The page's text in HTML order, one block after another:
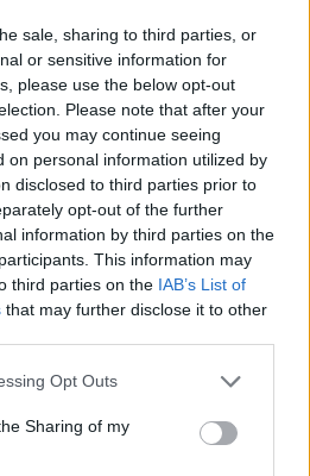
sale, sharing to third parties, or
or sensitive information for
please use the below opt-out
Please note that after your
you may continue seeing
on personal information utilized by
disclosed to third parties prior to
opt-out of the further
information by third parties on the
This information may
third parties on the IAB’s List of
that may further disclose it to other
app uses one or more Google
behaviour. You may click to
and its third-party tags to
Opt Outs
Sharing of my
2000 /2000
σχολίου
από reCAPTCHA, ισχύουν
Χρήσης της Google.
Lifestyle
ΓΙΩΡΓΟΣ ΤΣΑΛΙΚΗΣ
στοGoogle News